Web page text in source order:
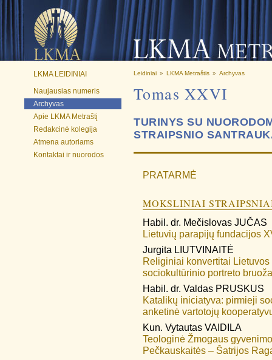
LKMA LEIDINIAI
Naujausias numeris
Archyvas
Apie LKMA Metraštį
Redakcinė kolegija
Atmena autoriams
Kontaktai ir nuorodos
Leidiniai » LKMA Metraštis » Archyvas
Tomas XXVI
TURINYS SU
STRAIPSNIO
PRATARMĖ
MOKSLINIAI
Habil. dr. Mečislovas JUČAS
Lietuvių parapijų fundacijos
Jurgita LIUTVINAITĖ
Religiniai konvertitai
sociokultūrinio portreto
Habil. dr. Valdas PRUSKUS
Katalikų iniciatyva: pirmieji
anketinė vartotojų
Kun. Vytautas VAIDILA
Teologinė Žmogaus
Pečkauskaitės – Šatrijos